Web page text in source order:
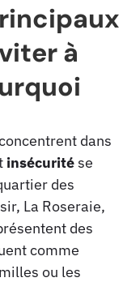
à
dans
insécuritése
des
La Roseraie,
des
comme
ou les